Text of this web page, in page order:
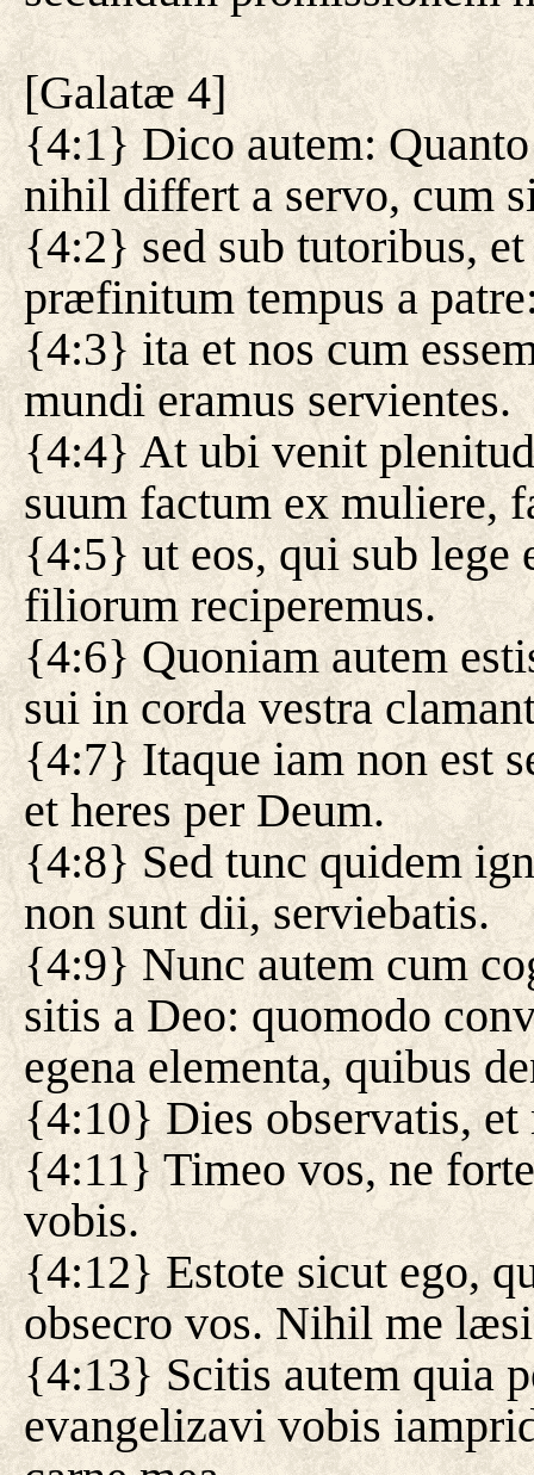
[Galatæ 4]
{4:1} Dico autem: Quanto
nihil differt a servo, cum
{4:2} sed sub tutoribus, et
præfinitum tempus a
{4:3} ita et nos cum
mundi eramus servientes.
{4:4} At ubi venit
suum factum ex muliere,
{4:5} ut eos, qui sub lege
filiorum reciperemus.
{4:6} Quoniam autem
sui in corda vestra
{4:7} Itaque iam non est
et heres per Deum.
{4:8} Sed tunc quidem
non sunt dii, serviebatis.
{4:9} Nunc autem cum
sitis a Deo: quomodo
egena elementa, quibus
{4:10} Dies observatis, et
{4:11} Timeo vos, ne
vobis.
{4:12} Estote sicut ego,
obsecro vos. Nihil me
{4:13} Scitis autem quia
evangelizavi vobis